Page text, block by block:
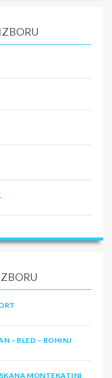
– BLED – BOHINJ
MONTEKATINI